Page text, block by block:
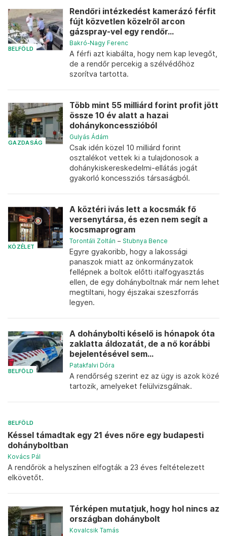
BELFÖLD
Rendőri intézkedést kamerázó férfit
fújt közvetlen közelről arcon
gázspray-vel egy rendőr...
Bakró-Nagy Ferenc
A férfi azt kiabálta, hogy nem kap levegőt,
de a rendőr percekig a szélvédőhöz
szorítva tartotta.
GAZDASÁG
Több mint 55 milliárd forint profit jött
össze 10 év alatt a hazai
dohánykoncesszióból
Gulyás Ádám
Csak idén közel 10 milliárd forint
osztalékot vettek ki a tulajdonosok a
dohánykiskereskedelmi-ellátás jogát
gyakorló koncessziós társaságból.
KÖZÉLET
A köztéri ivás lett a kocsmák fő
versenytársa, és ezen nem segít a
kocsmaprogram
Torontáli Zoltán – Stubnya Bence
Egyre gyakoribb, hogy a lakossági
panaszok miatt az önkormányzatok
fellépnek a boltok előtti italfogyasztás
ellen, de egy dohányboltnak már nem lehet
megtiltani, hogy éjszakai szeszforrás
legyen.
BELFÖLD
A dohánybolti késelő is hónapok óta
zaklatta áldozatát, de a nő korábbi
bejelentésével sem...
Patakfalvi Dóra
A rendőrség szerint ez az ügy is azok közé
tartozik, amelyeket felülvizsgálnak.
BELFÖLD
Késsel támadtak egy 21 éves nőre egy budapesti
dohányboltban
Kovács Pál
A rendőrök a helyszínen elfogták a 23 éves feltételezett
elkövetőt.
Térképen mutatjuk, hogy hol nincs az
országban dohánybolt
Kovalcsik Tamás